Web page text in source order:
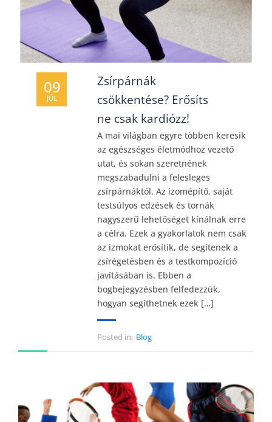
09
JÚL
Zsírpárnák
csökkentése? Erősíts
ne csak kardiózz!
A mai világban egyre többen keresik
az egészséges életmódhoz vezető
utat, és sokan szeretnének
megszabadulni a felesleges
zsírpárnáktól. Az izomépítő, saját
testsúlyos edzések és tornák
nagyszerű lehetőséget kínálnak erre
a célra. Ezek a gyakorlatok nem csak
az izmokat erősítik, de segítenek a
zsírégetésben és a testkompozíció
javításában is. Ebben a
bogbejegyzésben felfedezzük,
hogyan segíthetnek ezek […]
Posted in: Blog